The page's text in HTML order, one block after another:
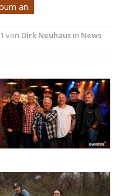
aus dem Archiv
Country.de erreicht
den ständigen
an.
von Dirk Neuhaus in News